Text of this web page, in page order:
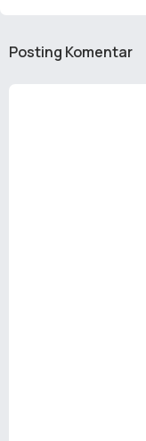
Posting Komentar